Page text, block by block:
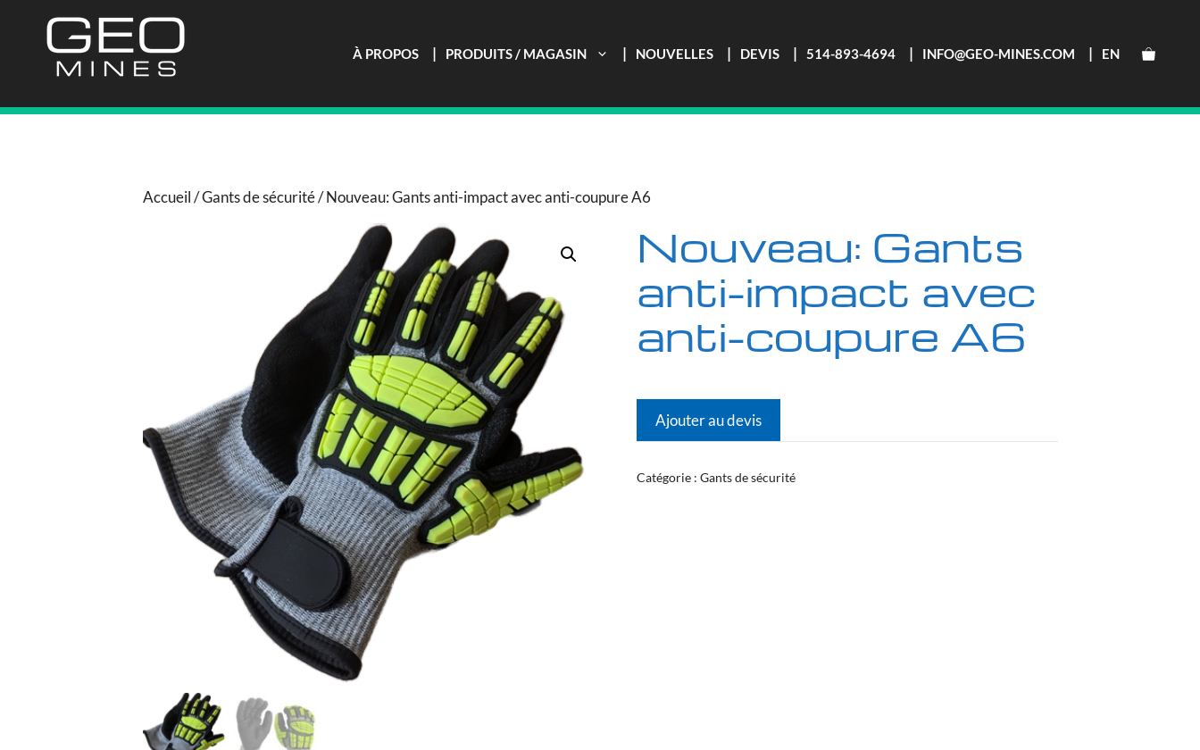
contenu
À PROPOS PRODUITS / MAGASIN NOUVELLES DEVIS 514-893-4694 INFO@GEO-MINES.COM EN
Accueil/Gants de sécurité/ Nouveau: Gants anti-impact avec anti-coupure A6
Nouveau: Gants
anti-impact avec
anti-coupure A6
Ajouter au devis
Catégorie : Gants de sécurité